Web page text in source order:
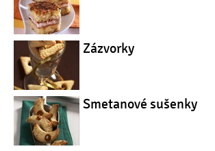
Zázvorky
Smetanové sušenky